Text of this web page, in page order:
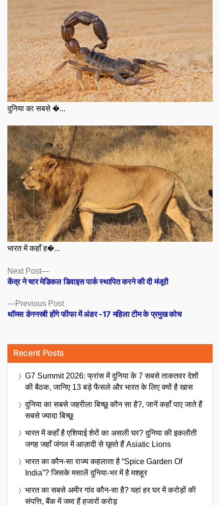
दुनिया का सबसे �...
भारत में कहाँ ह�...
Posts
navigation
Previous PostPrevious
post:
थॉमस डेननरबी होंगे फीफा में अंडर -17 महिला टीम के प्रमुख कोच
Next Post
Next
post:
केंद्र ने चार मेडिकल डिवाइस पार्क स्थापित करने की दी मंजूरी
Recent Posts
G7 Summit 2026: फ्रांस में दुनिया के 7 सबसे ताकतवर देशों
की बैठक, जानिए 13 बड़े फैसले और भारत के लिए क्यों है खास
दुनिया का सबसे जहरीला बिच्छू कौन सा है?, जानें कहाँ पाए जाते हैं
सबसे ज्यादा बिच्छू
भारत में कहाँ है एशियाई शेरों का असली घर? दुनिया की इकलौती
जगह जहाँ जंगल में आज़ादी से घूमते हैं Asiatic Lions
भारत का कौन-सा राज्य कहलाता है “Spice Garden Of
India”? जिसके मसालें दुनिया-भर में है मशहूर
भारत का सबसे अमीर गांव कौन-सा है? यहां हर घर में करोड़ों की
संपत्ति, बैंक में जमा हैं हजारों करोड़